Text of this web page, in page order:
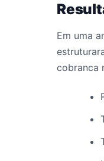
Em uma
cobranca